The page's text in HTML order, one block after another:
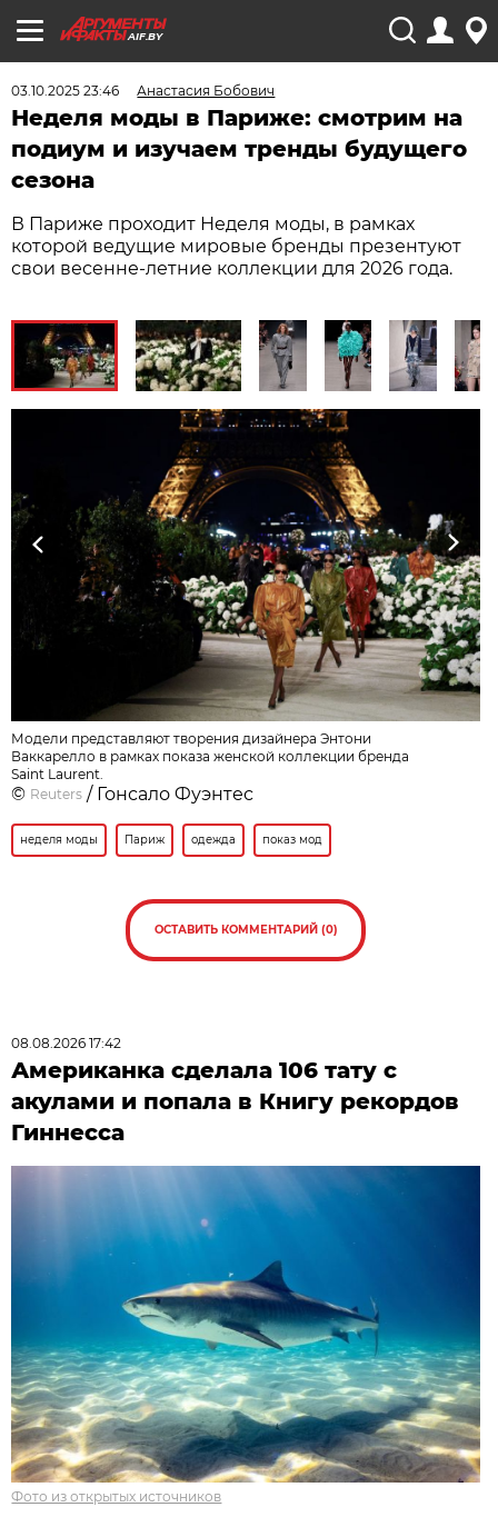
AIF.BY
03.10.2025 23:46 Анастасия Бобович
Неделя моды в Париже: смотрим на
подиум и изучаем тренды будущего
сезона
В Париже проходит Неделя моды, в рамках
которой ведущие мировые бренды презентуют
свои весенне-летние коллекции для 2026 года.
Previous Next
Модели представляют творения дизайнера Энтони
Ваккарелло в рамках показа женской коллекции бренда
Saint Laurent.
© Reuters / Гонсало Фуэнтес
неделя моды Париж одежда показ мод
ОСТАВИТЬ КОММЕНТАРИЙ (0)
08.08.2026 17:42
Американка сделала 106 тату с
акулами и попала в Книгу рекордов
Гиннесса
Фото из открытых источников